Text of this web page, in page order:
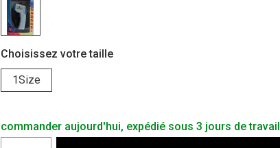
Choisissez votre taille
1Size
commander aujourd'hui, expédié sous 3 jours de travail